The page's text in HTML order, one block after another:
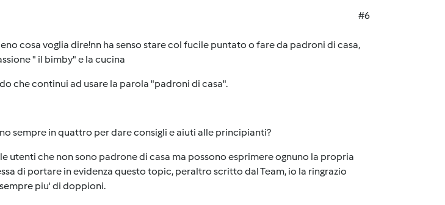
#6
cosa voglia dire!nn ha senso stare col fucile puntato o fare da padroni di casa,
" il bimby" e la cucina
che continui ad usare la parola "padroni di casa".
sempre in quattro per dare consigli e aiuti alle principianti?
utenti che non sono padrone di casa ma possono esprimere ognuno la propria
di portare in evidenza questo topic, peraltro scritto dal Team, io la ringrazio
piu' di doppioni.